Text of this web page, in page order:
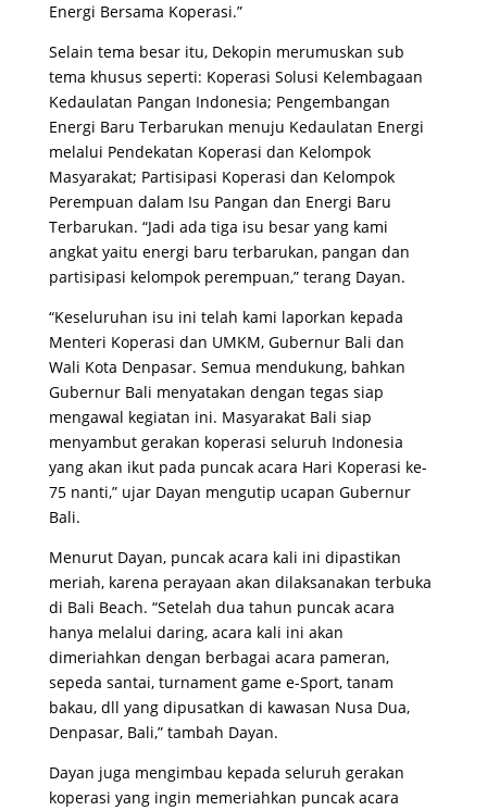
Energi Bersama Koperasi.”
Selain tema besar itu, Dekopin merumuskan sub
tema khusus seperti: Koperasi Solusi Kelembagaan
Kedaulatan Pangan Indonesia; Pengembangan
Energi Baru Terbarukan menuju Kedaulatan Energi
melalui Pendekatan Koperasi dan Kelompok
Masyarakat; Partisipasi Koperasi dan Kelompok
Perempuan dalam Isu Pangan dan Energi Baru
Terbarukan. “Jadi ada tiga isu besar yang kami
angkat yaitu energi baru terbarukan, pangan dan
partisipasi kelompok perempuan,” terang Dayan.
“Keseluruhan isu ini telah kami laporkan kepada
Menteri Koperasi dan UMKM, Gubernur Bali dan
Wali Kota Denpasar. Semua mendukung, bahkan
Gubernur Bali menyatakan dengan tegas siap
mengawal kegiatan ini. Masyarakat Bali siap
menyambut gerakan koperasi seluruh Indonesia
yang akan ikut pada puncak acara Hari Koperasi ke-
75 nanti,” ujar Dayan mengutip ucapan Gubernur
Bali.
Menurut Dayan, puncak acara kali ini dipastikan
meriah, karena perayaan akan dilaksanakan terbuka
di Bali Beach. “Setelah dua tahun puncak acara
hanya melalui daring, acara kali ini akan
dimeriahkan dengan berbagai acara pameran,
sepeda santai, turnament game e-Sport, tanam
bakau, dll yang dipusatkan di kawasan Nusa Dua,
Denpasar, Bali,” tambah Dayan.
Dayan juga mengimbau kepada seluruh gerakan
koperasi yang ingin memeriahkan puncak acara